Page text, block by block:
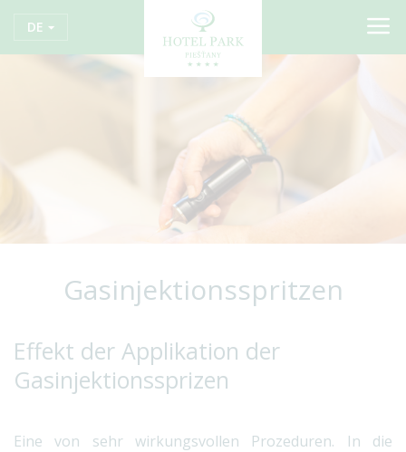
DE
Gasinjektionsspritzen
Effekt der Applikation der
Gasinjektionssprizen
Eine von sehr wirkungsvollen Prozeduren. In die